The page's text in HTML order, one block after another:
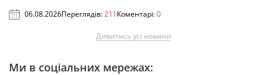
06.08.2026Переглядів:211Коментарі:0
Дивитись усі новини
Ми в соціальних мережах: